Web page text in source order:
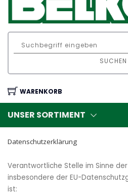
SUCHEN
WARENKORB
UNSER SORTIMENT
Datenschutzerklärung
Verantwortliche Stelle im Sinne
insbesondere der EU-
ist: